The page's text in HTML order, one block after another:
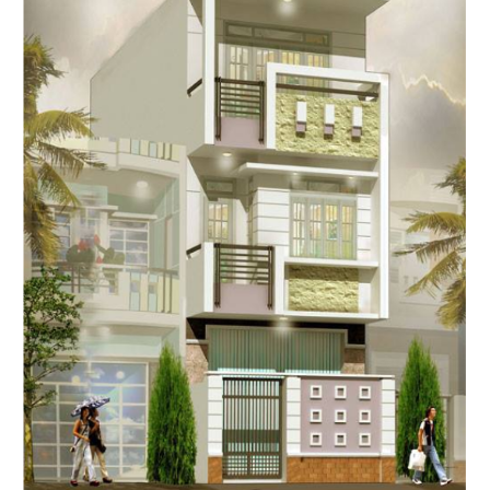
Bước 3: hiệu chỉnh phương án
Sau khi có phương án thiết kế cơ sở, gia chủ cần
xem xét, để điều chỉnh bản vẽ nếu cần
Bước 4: lên phương án thiết kế 3D nội-ngoại thất
Bước này sẽ giúp gia chủ có cái nhìn tổng quát
hơn, thiết kế từng khu vực, từng mặt bằng riêng,
không có sự trùng lặp.
Bước 5: điều chỉnh thiết kế 3D
Trên tinh thần góp ý và chỉnh sửa nhiệt tình, kiến
trúc sư tư vấn cho chủ đầu tư hiểu rõ về bản phối
cảnh, phân tích chi tiết nhằm nắm được ý đồ,
mục đích thiết kế.